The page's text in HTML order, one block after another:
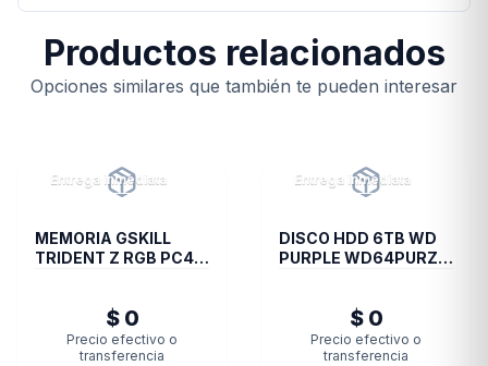
Productos relacionados
Opciones similares que también te pueden interesar
Entrega inmediata
MEMORIA GSKILL
TRIDENT Z RGB PC4
$ 0
Precio efectivo o
transferencia
Entrega inmediata
DISCO HDD 6TB WD
PURPLE WD64PURZ
$ 0
Precio efectivo o
transferencia